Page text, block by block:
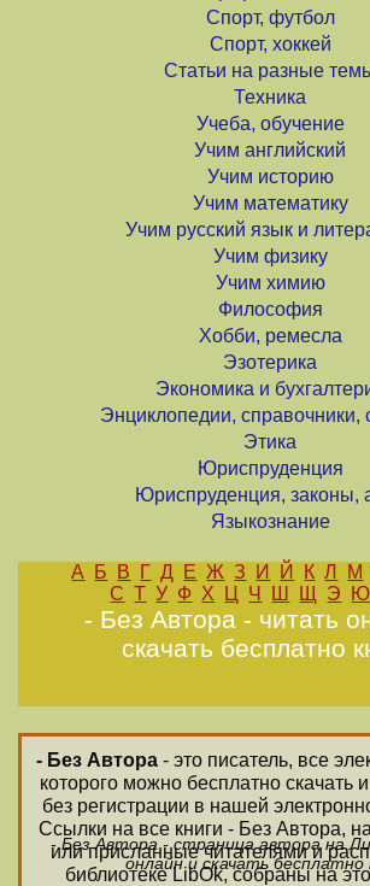
Спорт, футбол
Спорт, хоккей
Статьи на разные
Техника
Учеба, обучение
Учим английский
Учим историю
Учим математику
Учим русский язык и
Учим физику
Учим химию
Философия
Хобби, ремесла
Эзотерика
Экономика и
Энциклопедии, справочники,
Этика
Юриспруденция
Юриспруденция, законы,
Языкознание
А Б В Г Д Е Ж З И Й К Л М
С Т У Ф Х Ц Ч Ш Щ Э Ю
- Без Автора - читать
скачать бесплатно
- Без Автора - это писатель, все
которого можно бесплатно скачать
без регистрации в нашей
Ссылки на все книги - Без Автора,
или присланные читателями и
библиотеке LibOk, собраны на
- Без Автора - страница автора на
онлайн и скачать бесплатно